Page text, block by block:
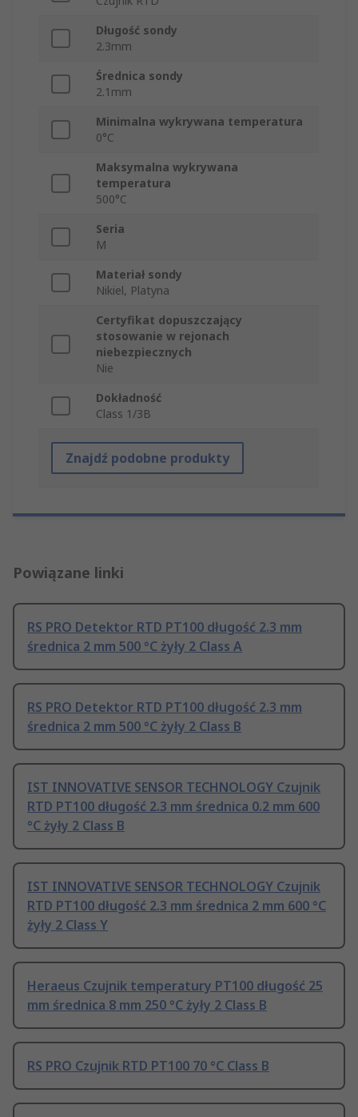
Długość sondy
2.3mm
Średnica sondy
2.1mm
Minimalna wykrywana temperatura
0°C
Maksymalna wykrywana
temperatura
500°C
Seria
M
Materiał sondy
Nikiel, Platyna
Certyfikat dopuszczający
stosowanie w rejonach
niebezpiecznych
Nie
Dokładność
Class 1/3B
Znajdź podobne produkty
Powiązane linki
RS PRO Detektor RTD PT100 długość 2.3 mm
średnica 2 mm 500 °C żyły 2 Class A
RS PRO Detektor RTD PT100 długość 2.3 mm
średnica 2 mm 500 °C żyły 2 Class B
IST INNOVATIVE SENSOR TECHNOLOGY Czujnik
RTD PT100 długość 2.3 mm średnica 0.2 mm 600
°C żyły 2 Class B
IST INNOVATIVE SENSOR TECHNOLOGY Czujnik
RTD PT100 długość 2.3 mm średnica 2 mm 600 °C
żyły 2 Class Y
Heraeus Czujnik temperatury PT100 długość 25
mm średnica 8 mm 250 °C żyły 2 Class B
RS PRO Czujnik RTD PT100 70 °C Class B